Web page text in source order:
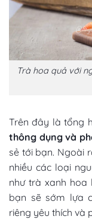
Trà hoa quả với
Trên đây là tổng
thông dụng và
sẻ tới bạn. Ngoài
nhiều các loại
như trà xanh hoa
bạn sẽ sớm lựa
riêng yêu thích và